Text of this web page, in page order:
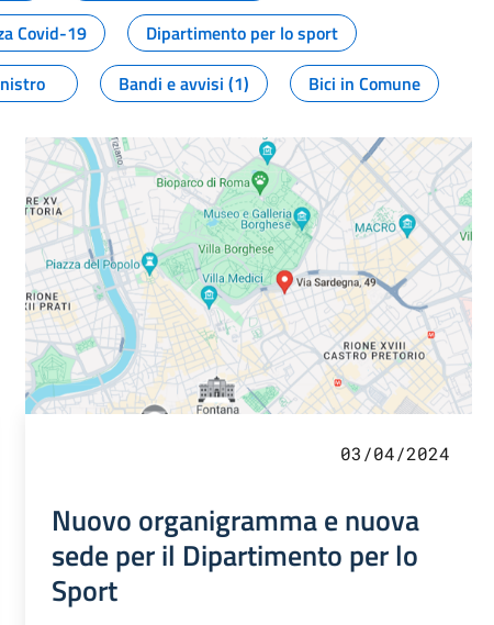
Covid-19
Dipartimento per lo sport
Bandi e avvisi (1) Bici in Comune
03/04/2024
Nuovo organigramma e nuova
sede per il Dipartimento per lo
Sport